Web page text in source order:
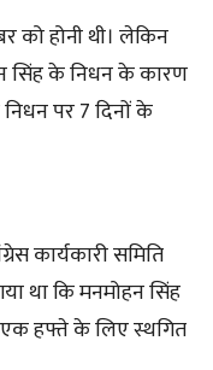
होनी थी। लेकिन
सिंह के निधन के कारण
पर 7 दिनों के
कार्यकारी समिति
था कि मनमोहन सिंह
हफ्ते के लिए स्थगित